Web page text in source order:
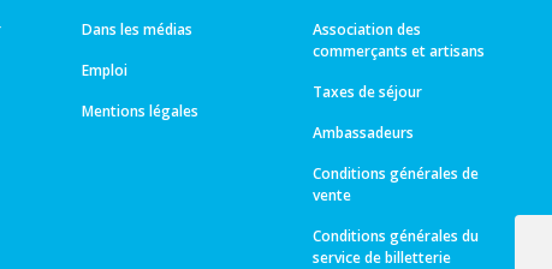
Dans les médias
Emploi
Mentions légales
Association des
commerçants et artisans
Taxes de séjour
Ambassadeurs
Conditions générales de
vente
Conditions générales du
service de billetterie